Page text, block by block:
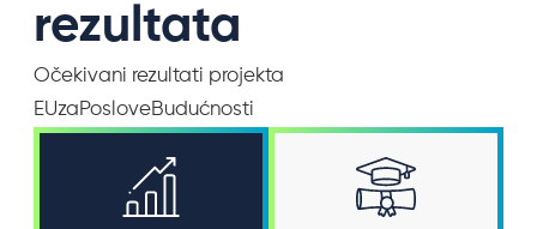
rezultata
Očekivani rezultati projekta
EUzaPosloveBudućnosti